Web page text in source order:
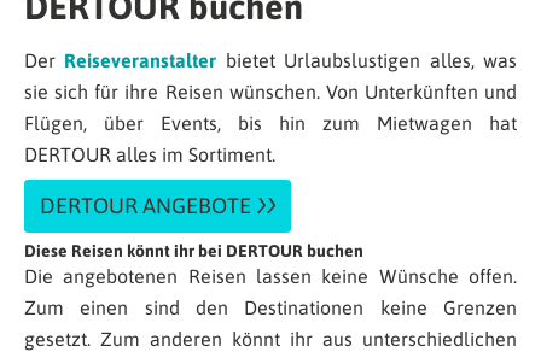
Der Reiseveranstalter bietet Urlaubslustigen alles, was
sie sich für ihre Reisen wünschen. Von Unterkünften und
Flügen, über Events, bis hin zum Mietwagen hat
DERTOUR alles im Sortiment.
DERTOUR ANGEBOTE
Diese Reisen könnt ihr bei DERTOUR buchen
Die angebotenen Reisen lassen keine Wünsche offen.
Zum einen sind den Destinationen keine Grenzen
gesetzt. Zum anderen könnt ihr aus unterschiedlichen